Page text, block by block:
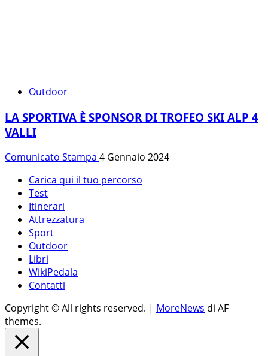
Outdoor
LA SPORTIVA È SPONSOR DI TROFEO SKI ALP 4
VALLI
Comunicato Stampa 4 Gennaio 2024
Carica qui il tuo percorso
Test
Itinerari
Attrezzatura
Sport
Outdoor
Libri
WikiPedala
Contatti
Copyright © All rights reserved. | MoreNews di AF
themes.